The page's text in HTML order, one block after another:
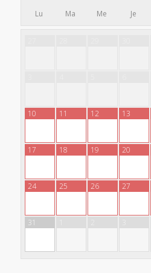
Lu Ma Me Je
10 11 12 13
17 18 19 20
24 25 26 27
31